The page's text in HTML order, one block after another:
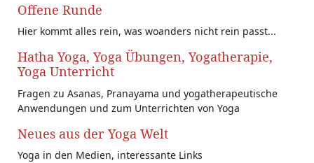
Offene Runde
Hier kommt alles rein, was woanders nicht rein passt...
Hatha Yoga, Yoga Übungen, Yogatherapie,
Yoga Unterricht
Fragen zu Asanas, Pranayama und yogatherapeutische
Anwendungen und zum Unterrichten von Yoga
Neues aus der Yoga Welt
Yoga in den Medien, interessante Links